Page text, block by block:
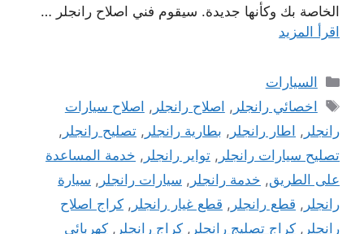
الخاصة بك وكأنها جديدة. سيقوم فني اصلاح رانجلر …
اقرأ المزيد
التصنيفات
السيارات
الوسوم
اخصائي رانجلر , اصلاح رانجلر , اصلاح سيارات
رانجلر , اطار رانجلر , بطارية رانجلر , تصليح رانجلر ,
تصليح سيارات رانجلر , تواير رانجلر , خدمة المساعدة
على الطريق, خدمة رانجلر , سيارات رانجلر , سيارة
رانجلر , قطع رانجلر , قطع غيار رانجلر , كراج اصلاح
رانجلر , كراج تصليج رانجلر , كراج رانجلر , كهربائي